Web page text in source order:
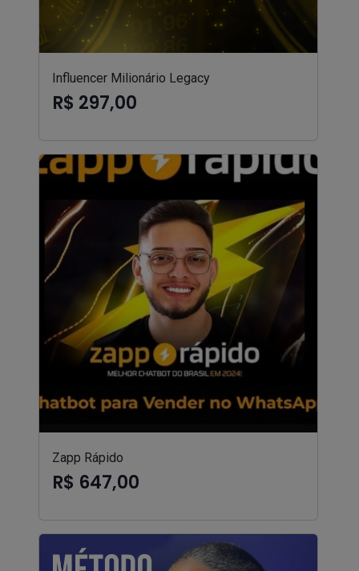
Influencer Milionário Legacy
R$ 297,00
Zapp Rápido
R$ 647,00